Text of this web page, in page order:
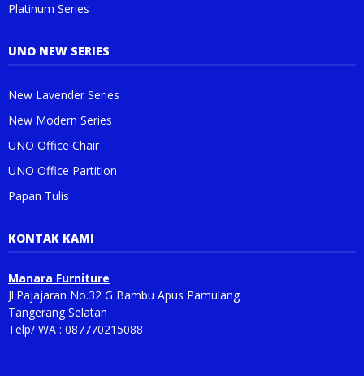
Platinum Series
UNO NEW SERIES
New Lavender Series
New Modern Series
UNO Office Chair
UNO Office Partition
Papan Tulis
KONTAK KAMI
Manara Furniture
Jl.Pajajaran No.32 G Bambu Apus Pamulang
Tangerang Selatan
Telp/ WA : 087770215088